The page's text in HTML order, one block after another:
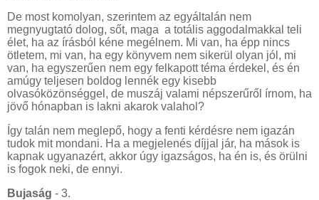
De most komolyan, szerintem az egyáltalán nem
megnyugtató dolog, sőt, maga a totális aggodalmakkal teli
élet, ha az írásból kéne megélnem. Mi van, ha épp nincs
ötletem, mi van, ha egy könyvem nem sikerül olyan jól, mi
van, ha egyszerűen nem egy felkapott téma érdekel, és én
amúgy teljesen boldog lennék egy kisebb
olvasóközönséggel, de muszáj valami népszerűről írnom, ha
jövő hónapban is lakni akarok valahol?
Így talán nem meglepő, hogy a fenti kérdésre nem igazán
tudok mit mondani. Ha a megjelenés díjjal jár, ha mások is
kapnak ugyanazért, akkor úgy igazságos, ha én is, és örülni
is fogok neki, de ennyi.
Bujaság - 3.